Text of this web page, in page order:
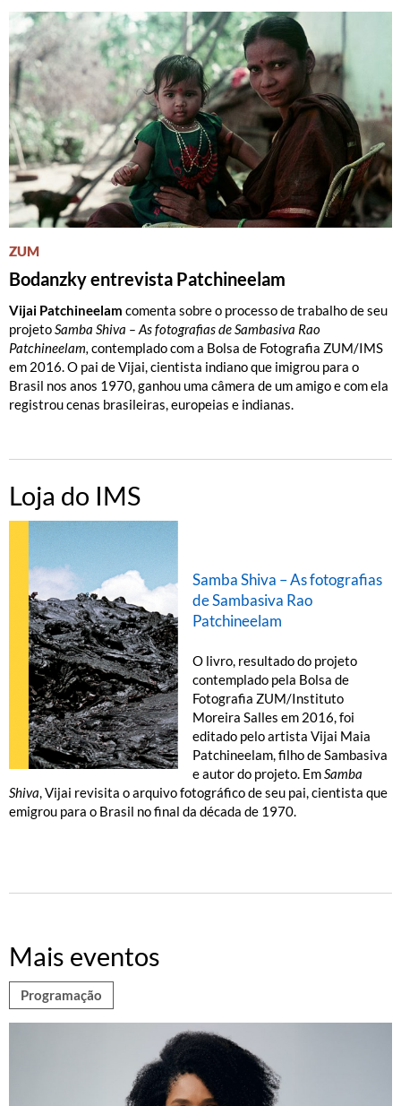
ZUM
Bodanzky entrevista Patchineelam
Vijai Patchineelam comenta sobre o processo de trabalho de seu
projeto Samba Shiva – As fotografias de Sambasiva Rao
Patchineelam, contemplado com a Bolsa de Fotografia ZUM/IMS
em 2016. O pai de Vijai, cientista indiano que imigrou para o
Brasil nos anos 1970, ganhou uma câmera de um amigo e com ela
registrou cenas brasileiras, europeias e indianas.
Loja do IMS
Samba Shiva – As fotografias
de Sambasiva Rao
Patchineelam
O livro, resultado do projeto
contemplado pela Bolsa de
Fotografia ZUM/Instituto
Moreira Salles em 2016, foi
editado pelo artista Vijai Maia
Patchineelam, filho de Sambasiva
e autor do projeto. Em Samba
Shiva , Vijai revisita o arquivo fotográfico de seu pai, cientista que
emigrou para o Brasil no final da década de 1970.
Mais eventos
Programação